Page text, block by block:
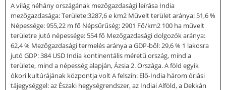
A világ néhány országának mezőgazdasági leírása India
mezőgazdasága: Területe:3287,6 e km2 Művelt terület aránya: 51,6 %
Népessége: 955,22 m fő Népsűrűség: 2901 Fő/km2 100 ha művelt
területre jutó népessége: 554 fő Mezőgazdasági dolgozók aránya:
62,4 % Mezőgazdasági termelés aránya a GDP-ből: 29,6 % 1 lakosra
jutó GDP: 384 USD India kontinentális méretű ország, mind a
területe, mind a népesség alapján, Ázsia 2. Országa. A föld egyik
ókori kultúrájának központja volt A felszín: Elő-India három óriási
tájegységgel: az Északi hegységrendszer, az Indiai Alföld, a Dekkán